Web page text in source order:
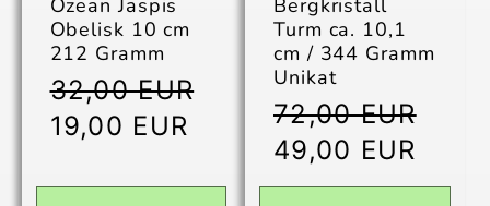
Obelisk 10 cm
212 Gramm
Normaler
Preis
32,00 EUR
Verkaufspreis
19,00 EUR
Turm ca. 10,1
cm / 344 Gramm
Unikat
Normaler
Preis
72,00 EUR
Verkaufspreis
49,00 EUR